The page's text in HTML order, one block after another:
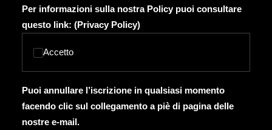
Per informazioni sulla nostra Policy puoi consultare
questo link: (Privacy Policy)
Accetto
Puoi annullare l’iscrizione in qualsiasi momento
facendo clic sul collegamento a piè di pagina delle
nostre e-mail.